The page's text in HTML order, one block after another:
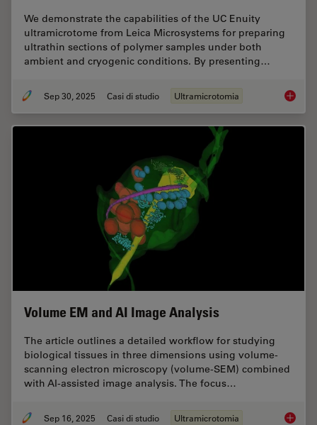
We demonstrate the capabilities of the UC Enuity
ultramicrotome from Leica Microsystems for preparing
ultrathin sections of polymer samples under both
ambient and cryogenic conditions. By presenting…
Sep 30, 2025 Casi di studio Ultramicrotomia
Volume EM and AI Image Analysis
The article outlines a detailed workflow for studying
biological tissues in three dimensions using volume-
scanning electron microscopy (volume-SEM) combined
with AI-assisted image analysis. The focus…
Sep 16, 2025 Casi di studio Ultramicrotomia Volume